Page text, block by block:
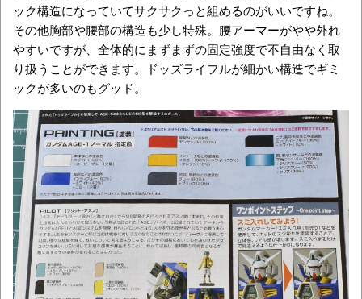
ック構造になっていてサクサクっと組めるのがいいですね。
その他胸部や腰部の構造も少し特殊。腰アーマーがやや外れ
やすいですが、全体的にまずまずの固定強度で不自由なく取
り扱うことができます。ドッズライフルが細かい構造でギミ
ックが多いのもグッド。